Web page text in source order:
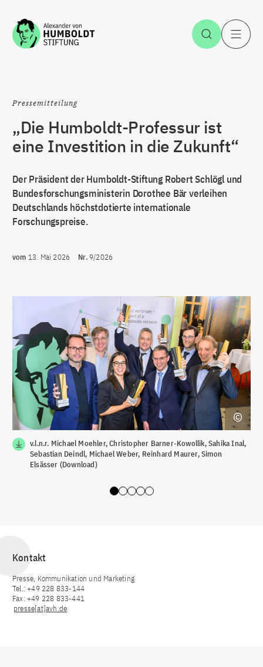
Zum Inhalt springen Suche
Pressemitteilung
„Die Humboldt-Professur ist
eine Investition in die Zukunft“
Der Präsident der Humboldt-Stiftung Robert Schlögl und
Bundesforschungsministerin Dorothee Bär verleihen
Deutschlands höchstdotierte internationale
Forschungspreise.
vom 13. Mai 2026 Nr.9/2026
v.l.n.r. Michael Moehler, Christopher Barner-Kowollik, Sahika Inal,
Sebastian Deindl, Michael Weber, Reinhard Maurer, Simon
Elsässer (Download)
Slide 0
Slide 1
Slide 2
Slide 3
Slide 4
Kontakt
Presse, Kommunikation und Marketing
Tel.: +49 228 833-144
Fax: +49 228 833-441
presse[at]avh.de